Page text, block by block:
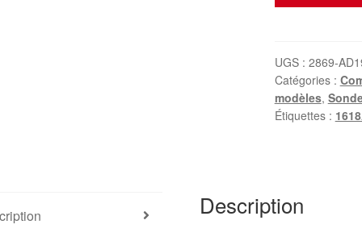
PSA
1618AN
UGS : 2869-
Catégories :
modèles,
Étiquettes :
Description